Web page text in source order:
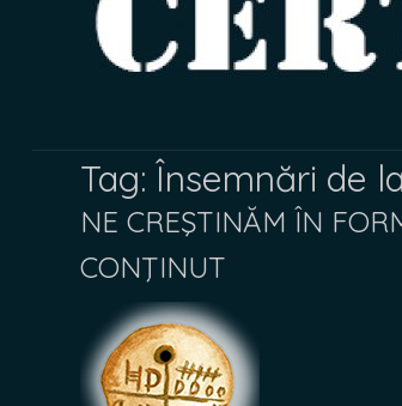
Tag: Însemnări de
NE CREŞTINĂM ÎN
CONŢINUT